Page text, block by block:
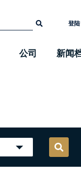
登陆
公司 新闻